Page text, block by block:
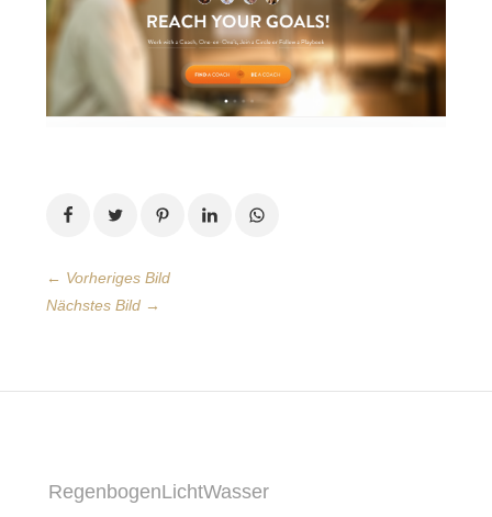
← Vorheriges Bild
Nächstes Bild →
RegenbogenLichtWasser